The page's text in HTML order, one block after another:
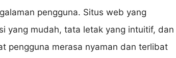
pengguna. Situs web yang
yang mudah, tata letak yang intuitif, dan
pengguna merasa nyaman dan terlibat